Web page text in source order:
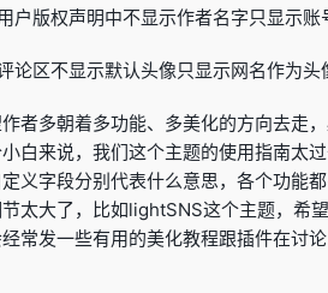
户版权声明中不显示作者名字只显示账
论区不显示默认头像只显示网名作为头
者多朝着多功能、多美化的方向去走
白来说，我们这个主题的使用指南太
义字段分别代表什么意思，各个功能
太大了，比如lightSNS这个主题，希
常发一些有用的美化教程跟插件在讨